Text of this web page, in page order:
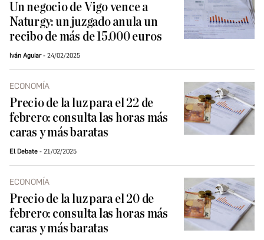
Un negocio de Vigo vence a
Naturgy: un juzgado anula un
recibo de más de 15.000 euros
Iván Aguiar 24/02/2025
ECONOMÍA
Precio de la luz para el 22 de
febrero: consulta las horas más
caras y más baratas
El Debate 21/02/2025
ECONOMÍA
Precio de la luz para el 20 de
febrero: consulta las horas más
caras y más baratas